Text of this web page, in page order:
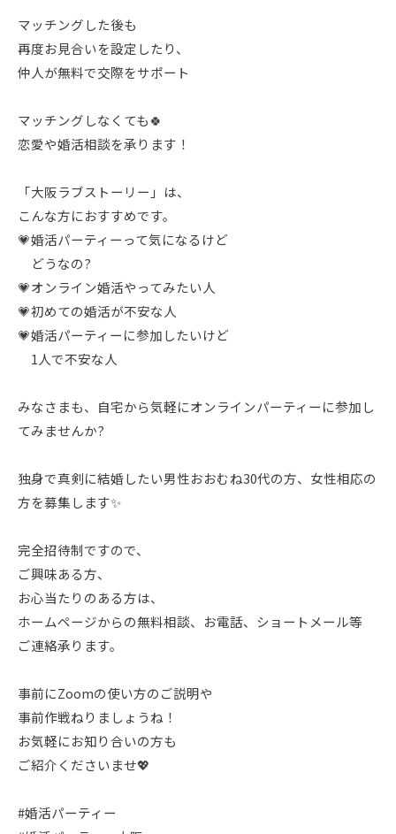
マッチングした後も
再度お見合いを設定したり、
仲人が無料で交際をサポート
マッチングしなくても🍀
恋愛や婚活相談を承ります！
「大阪ラブストーリー」は、
こんな方におすすめです。
💗婚活パーティーって気になるけど
どうなの?
💗オンライン婚活やってみたい人
💗初めての婚活が不安な人
💗婚活パーティーに参加したいけど
1人で不安な人
みなさまも、自宅から気軽にオンラインパーティーに参加し
てみませんか?
独身で真剣に結婚したい男性おおむね30代の方、女性相応の
方を募集します✨
完全招待制ですので、
ご興味ある方、
お心当たりのある方は、
ホームページからの無料相談、お電話、ショートメール等
ご連絡承ります。
事前にZoomの使い方のご説明や
事前作戦ねりましょうね！
お気軽にお知り合いの方も
ご紹介くださいませ💖
#婚活パーティー